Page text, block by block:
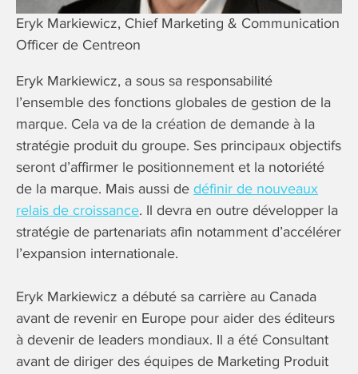
Eryk Markiewicz, Chief Marketing & Communication
Officer de Centreon
Eryk Markiewicz, a sous sa responsabilité
l’ensemble des fonctions globales de gestion de la
marque. Cela va de la création de demande à la
stratégie produit du groupe. Ses principaux objectifs
seront d’affirmer le positionnement et la notoriété
de la marque. Mais aussi de définir de nouveaux
relais de croissance. Il devra en outre développer la
stratégie de partenariats afin notamment d’accélérer
l’expansion internationale.
Eryk Markiewicz a débuté sa carrière au Canada
avant de revenir en Europe pour aider des éditeurs
à devenir de leaders mondiaux. Il a été Consultant
avant de diriger des équipes de Marketing Produit